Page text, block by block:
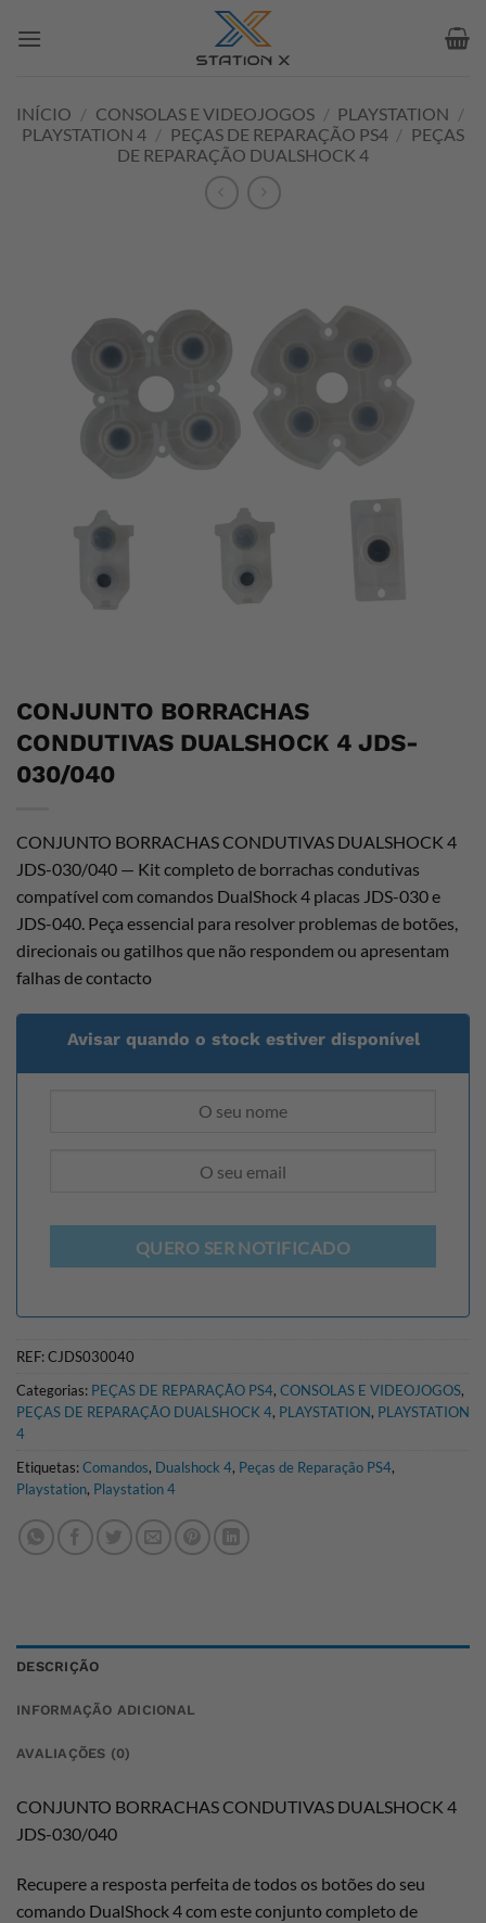
INÍCIO / CONSOLAS E VIDEOJOGOS / PLAYSTATION /
PLAYSTATION 4 / PEÇAS DE REPARAÇÃO PS4 / PEÇAS
DE REPARAÇÃO DUALSHOCK 4
CONJUNTO BORRACHAS
CONDUTIVAS DUALSHOCK 4 JDS-
030/040
CONJUNTO BORRACHAS CONDUTIVAS DUALSHOCK 4
JDS-030/040 — Kit completo de borrachas condutivas
compatível com comandos DualShock 4 placas JDS-030 e
JDS-040. Peça essencial para resolver problemas de botões,
direcionais ou gatilhos que não respondem ou apresentam
falhas de contacto
Avisar quando o stock estiver disponível
QUERO SER NOTIFICADO
REF:CJDS030040
Categorias: PEÇAS DE REPARAÇÃO PS4, CONSOLAS E VIDEOJOGOS,
PEÇAS DE REPARAÇÃO DUALSHOCK 4, PLAYSTATION, PLAYSTATION
4
Etiquetas:Comandos, Dualshock 4, Peças de Reparação PS4,
Playstation, Playstation 4
DESCRIÇÃO
INFORMAÇÃO ADICIONAL
AVALIAÇÕES (0)
CONJUNTO BORRACHAS CONDUTIVAS DUALSHOCK 4
JDS-030/040
Recupere a resposta perfeita de todos os botões do seu
comando DualShock 4 com este conjunto completo de